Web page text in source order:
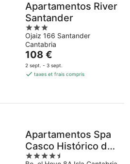
Apartamentos River
Santander
3
out
of
5
Ojaiz 166 Santander
Cantabria
Le
prix
est
par
108 €
2 sept. - 3 sept.
taxes et frais compris
Apartamentos Spa
Casco Histórico de
Isla
4.5